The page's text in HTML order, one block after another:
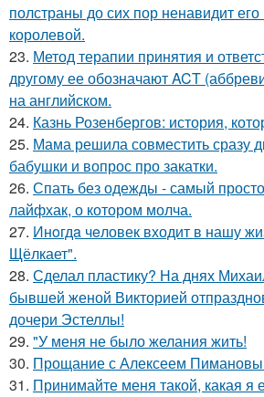
полстраны до сих пор ненавидит
королевой.
23. Метод терапии принятия и
другому ее обозначают ACT
на английском.
24. Казнь Розенбергов: история,
25. Мама решила совместить сразу
бабушки и вопрос про закатки.
26. Спать без одежды - самый
лайфхак, о котором молча.
27. Инoгдa чeловек входит в нашу
Щёлкает".
28. Сделал пластику? На днях
бывшей женой Викторией
дочери Эстеллы!
29. "У меня не было желания жить!
30. Прощание с Алексеем
31. Принимайте меня такой, какая я